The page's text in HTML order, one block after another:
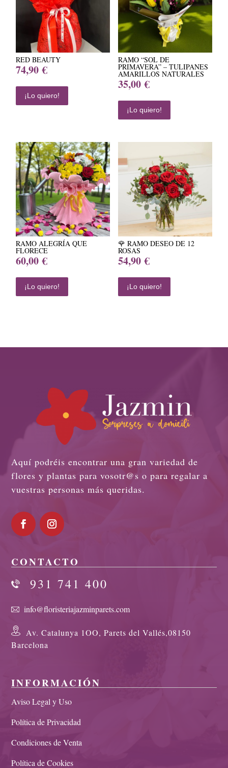
RED BEAUTY
74,90€
¡Lo quiero!
RAMO “SOL DE
PRIMAVERA” – TULIPANES
AMARILLOS NATURALES
35,00€
¡Lo quiero!
RAMO ALEGRÍA QUE
FLORECE
60,00€
¡Lo quiero!
🌹 RAMO DESEO DE 12
ROSAS
54,90€
¡Lo quiero!
Aquí podréis encontrar una gran variedad de
flores y plantas para vosotr@s o para regalar a
vuestras personas más queridas.
CONTACTO
931 741 400
info@floristeriajazminparets.com
Av. Catalunya 1OO, Parets del Vallés,08150
Barcelona
INFORMACIÓN
Aviso Legal y Uso
Política de Privacidad
Condiciones de Venta
Política de Cookies